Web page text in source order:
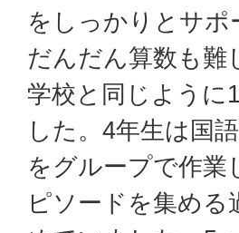
をしっかりとサ
だんだん算数も難
学校と同じように
した。4年生は国
をグループで作業
ピソードを集め